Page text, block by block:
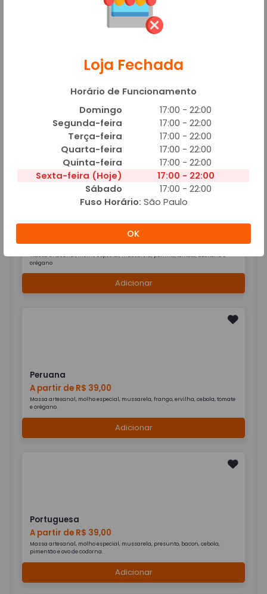
Mussarela
A partir de R$ 39,00
Massa artesanal, molho especial, mussarela, tomate, azeitona e orégano
Adicionar
A partir de R$ 39,00
Massa artesanal, molho especial, mussarela, palmito, tomate, azeitona e
orégano
Adicionar
Peruana
A partir de R$ 39,00
Massa artesanal, molho especial, mussarela, frango, ervilha, cebola, tomate
e orégano.
Adicionar
Portuguesa
A partir de R$ 39,00
Massa artesanal, molho especial, mussarela, presunto, bacon, cebola,
pimentão e ovo de codorna.
Adicionar
Loja Fechada
Horário de Funcionamento
Domingo
17:00 - 22:00
Segunda-feira
17:00 - 22:00
Terça-feira
17:00 - 22:00
Quarta-feira
17:00 - 22:00
Quinta-feira
17:00 - 22:00
Sexta-feira (Hoje)
17:00 - 22:00
Sábado
17:00 - 22:00
Fuso Horário: São Paulo
OK